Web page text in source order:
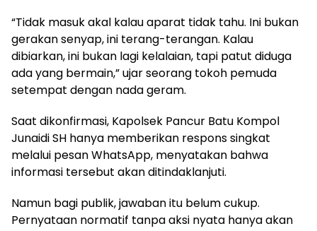
“Tidak masuk akal kalau aparat tidak tahu. Ini bukan
gerakan senyap, ini terang-terangan. Kalau
dibiarkan, ini bukan lagi kelalaian, tapi patut diduga
ada yang bermain,” ujar seorang tokoh pemuda
setempat dengan nada geram.
Saat dikonfirmasi, Kapolsek Pancur Batu Kompol
Junaidi SH hanya memberikan respons singkat
melalui pesan WhatsApp, menyatakan bahwa
informasi tersebut akan ditindaklanjuti.
Namun bagi publik, jawaban itu belum cukup.
Pernyataan normatif tanpa aksi nyata hanya akan